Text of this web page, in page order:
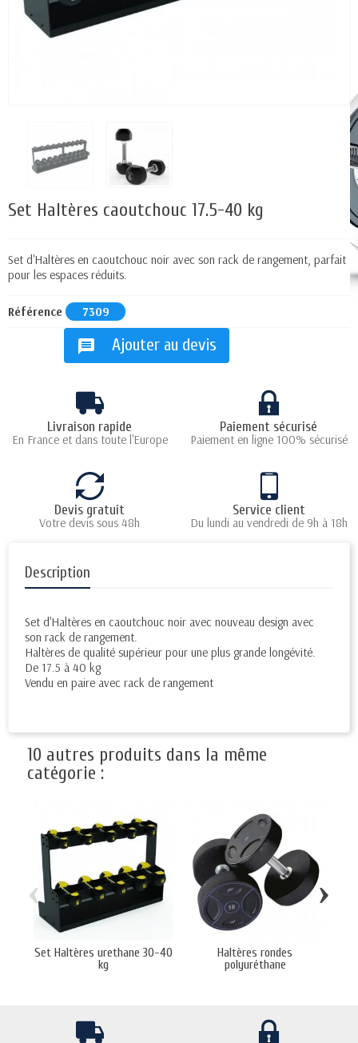
Set Haltères caoutchouc 17.5-40 kg
Set d'Haltères en caoutchouc noir avec son rack de rangement, parfait
pour les espaces réduits.
Référence 7309
message Ajouter au devis
Livraison rapide
En France et dans toute l'Europe
Paiement sécurisé
Paiement en ligne 100% sécurisé
Devis gratuit
Votre devis sous 48h
Service client
Du lundi au vendredi de 9h à 18h
Description
Set d'Haltères en caoutchouc noir avec nouveau design avec
son rack de rangement.
Haltères de qualité supérieur pour une plus grande longévité.
De 17.5 à 40 kg
Vendu en paire avec rack de rangement
10 autres produits dans la même
catégorie :
Set Haltères urethane 30-40
kg
Haltères rondes
polyuréthane
‹ ›